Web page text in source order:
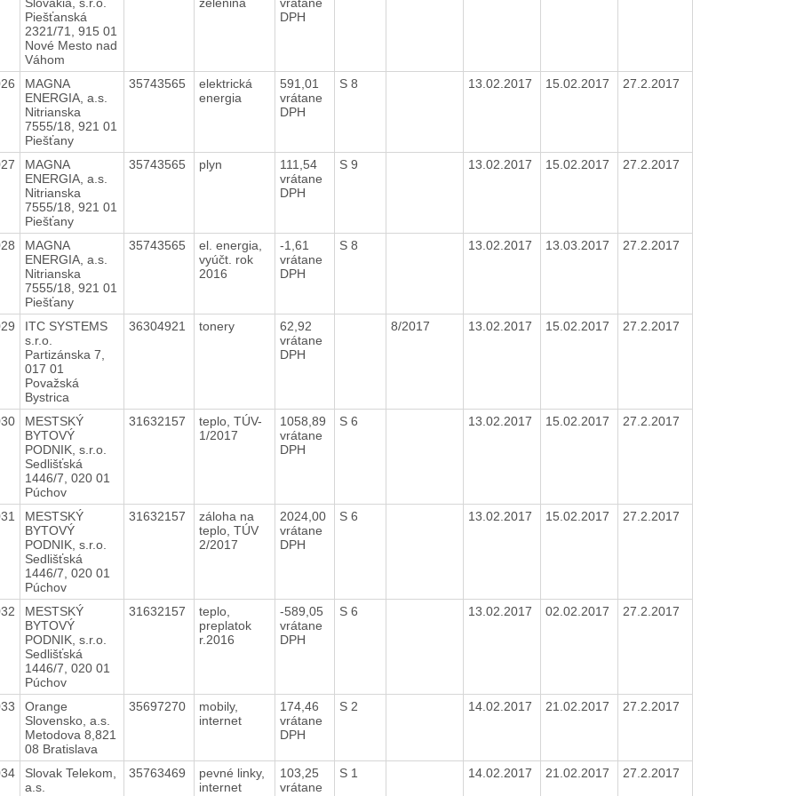
Piešťanská
2321/71, 915 01
Nové Mesto nad
Váhom
DPH
MAGNA
ENERGIA, a.s.
Nitrianska
7555/18, 921 01
Piešťany
35743565
elektrická
energia
591,01
vrátane
DPH
S 8 13.02.2017 15.02.2017 27.2.2017
MAGNA
ENERGIA, a.s.
Nitrianska
7555/18, 921 01
Piešťany
35743565 plyn
111,54
vrátane
DPH
S 9 13.02.2017 15.02.2017 27.2.2017
MAGNA
ENERGIA, a.s.
Nitrianska
7555/18, 921 01
Piešťany
35743565
el. energia,
vyúčt. rok
2016
-1,61
vrátane
DPH
S 8 13.02.2017 13.03.2017 27.2.2017
ITC SYSTEMS
s.r.o.
Partizánska 7,
017 01
Považská
Bystrica
36304921 tonery
62,92
vrátane
DPH
8/2017 13.02.2017 15.02.2017 27.2.2017
MESTSKÝ
BYTOVÝ
PODNIK, s.r.o.
Sedlišťská
1446/7, 020 01
Púchov
31632157
teplo, TÚV-
1/2017
1058,89
vrátane
DPH
S 6 13.02.2017 15.02.2017 27.2.2017
MESTSKÝ
BYTOVÝ
PODNIK, s.r.o.
Sedlišťská
1446/7, 020 01
Púchov
31632157
záloha na
teplo, TÚV
2/2017
2024,00
vrátane
DPH
S 6 13.02.2017 15.02.2017 27.2.2017
MESTSKÝ
BYTOVÝ
PODNIK, s.r.o.
Sedlišťská
1446/7, 020 01
Púchov
31632157
teplo,
preplatok
r.2016
-589,05
vrátane
DPH
S 6 13.02.2017 02.02.2017 27.2.2017
Orange
Slovensko, a.s.
Metodova 8,821
08 Bratislava
35697270
mobily,
internet
174,46
vrátane
DPH
S 2 14.02.2017 21.02.2017 27.2.2017
Slovak Telekom,
a.s.
35763469
pevné linky,
internet
103,25
vrátane
S 1 14.02.2017 21.02.2017 27.2.2017